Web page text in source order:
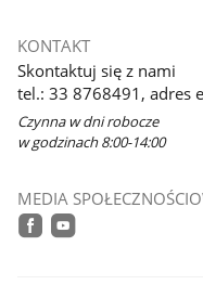
KONTAKT
Skontaktuj się z nami
tel.: 33 8768491, adres
Czynna w dni robocze
w godzinach 8:00-14:00
MEDIA